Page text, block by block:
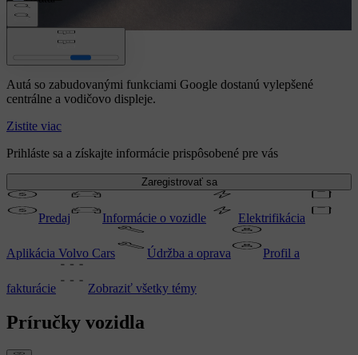
Volvo Car UX
Autá so zabudovanými funkciami Google dostanú vylepšené
centrálne a vodičovo displeje.
Zistite viac
Prihláste sa a získajte informácie prispôsobené pre vás
Zaregistrovať sa
Predaj Informácie o vozidle Elektrifikácia
Aplikácia Volvo Cars Údržba a oprava Profil a
fakturácie Zobraziť všetky témy
Príručky vozidla